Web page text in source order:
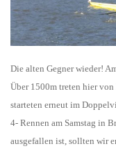
Die alten Gegner wieder!
Über 1500m treten hier
starteten erneut im
4- Rennen am Samstag in
ausgefallen ist, sollten wir